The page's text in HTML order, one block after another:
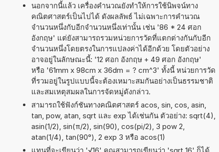
นอกจากนี้แล้ว เครื่องคำนวณยังทำให้การใช้นิพจน์ทาง
คณิตศาสตร์เป็นไปได้ ดังผลลัพธ์ ไม่เฉพาะการคำนวณ
จำนวนหนึ่งกับอีกจำนวนหนึ่งเท่านั้น เช่น '86 * 24 ศอก
อังกฤษ' แต่ยังสามารถรวมหน่วยการวัดที่แตกต่างกันกับอีก
จำนวนหนึ่งโดยตรงในการแปลงค่าได้อีกด้วย โดยตัวอย่าง
อาจอยู่ในลักษณะนี้: '12 ศอก อังกฤษ + 49 ศอก อังกฤษ'
หรือ '61mm x 98cm x 36dm = ? cm^3' ทั้งนี้ หน่วยการวัด
ที่รวมอยู่ในรูปแบบนี้จะต้องเหมาะสมกันอย่างเป็นธรรมชาติ
และสมเหตุสมผลในการจัดหมู่ดังกล่าว.
สามารถใช้ฟังก์ชันทางคณิตศาสตร์ acos, sin, cos, asin,
tan, pow, atan, sqrt และ exp ได้เช่นกัน ตัวอย่าง: sqrt(4),
asin(1/2), sin(π/2), sin(90), cos(pi/2), 3 pow 2,
atan(1/4), tan(90°), 2 exp 3 หรือ acos(1)
แทนที่จะเขียนว่า '√16' คุณสามารถเขียนว่า 'sqrt 16' ก็ได้